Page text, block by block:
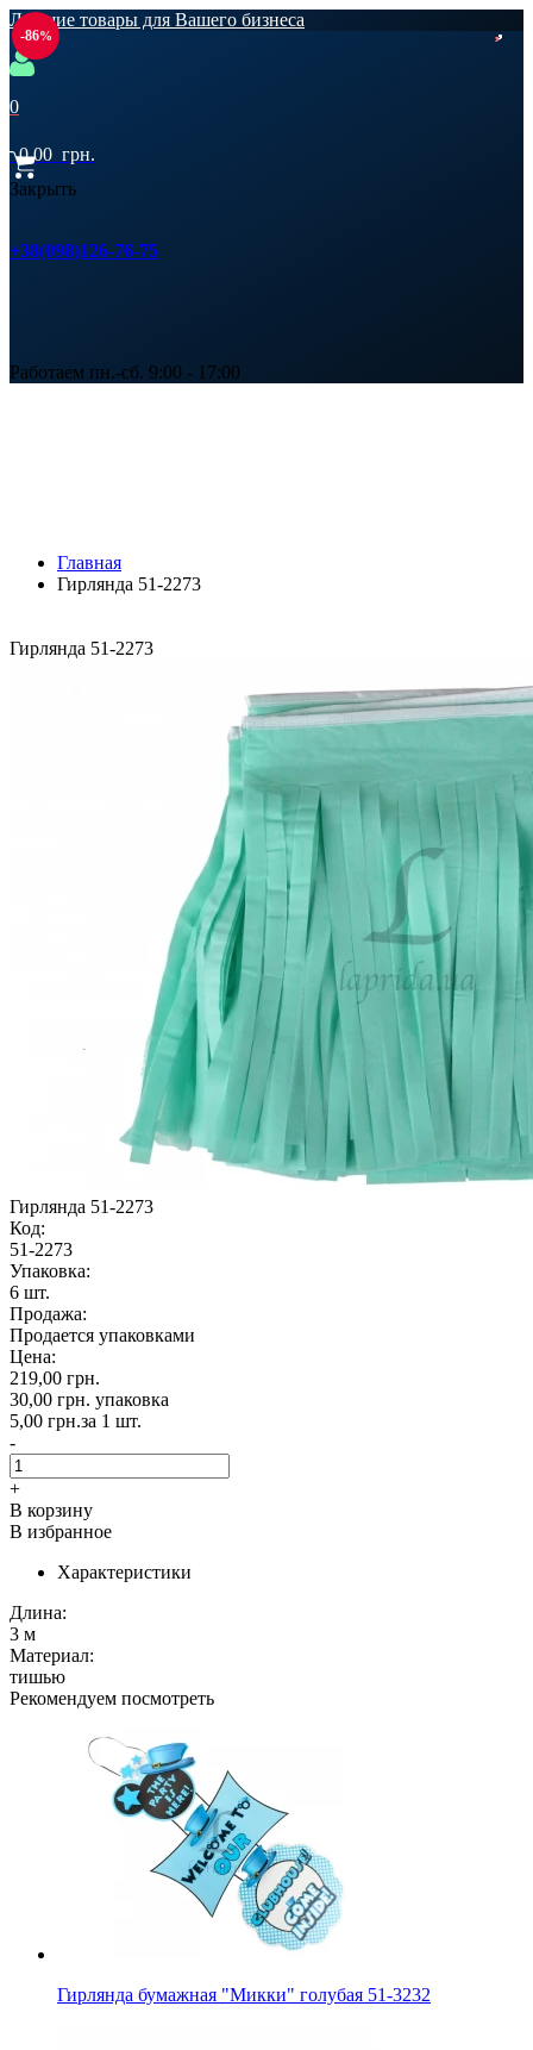
Лучшие товары для Вашего бизнеса
0
0,00 грн.
Закрыть
+38(098)126-76-75
Работаем пн.-сб. 9:00 - 17:00
Главная
Гирлянда 51-2273
Гирлянда 51-2273
-86
Гирлянда 51-2273
Код:
51-2273
Упаковка:
6 шт.
Продажа:
Продается упаковками
Цена:
219,00 грн.
30,00 грн. упаковка
5,00 грн.за 1 шт.
-
+
В корзину
В избранное
Характеристики
Длина:
3 м
Материал:
тишью
Рекомендуем посмотреть
Гирлянда бумажная "Микки" голубая 51-3232